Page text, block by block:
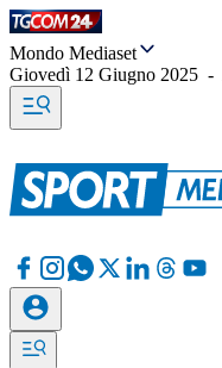
Mondo Mediaset
Giovedì 12 Giugno 2025 -